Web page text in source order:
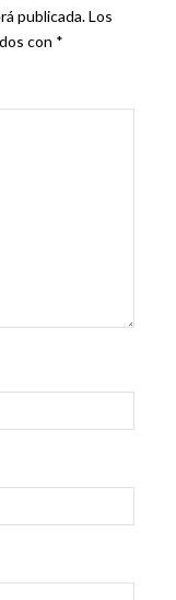
publicada.Los
con *